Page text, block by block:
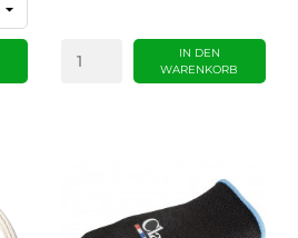
IN DEN
WARENKORB